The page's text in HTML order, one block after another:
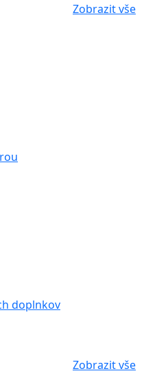
Zobrazit vše
doplnkov
Zobrazit vše